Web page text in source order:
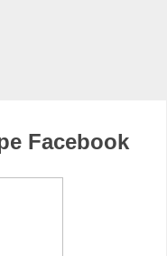
Facebook